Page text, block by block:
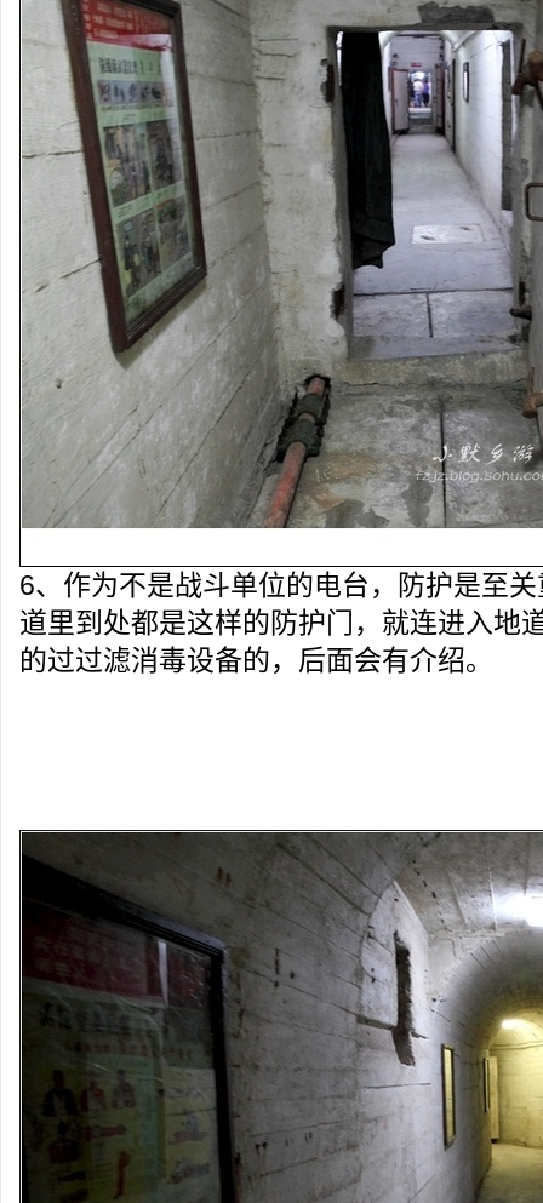
6、作为不是战斗单位的电台，防护是至
道里到处都是这样的防护门，就连进入地
的过过滤消毒设备的，后面会有介绍。